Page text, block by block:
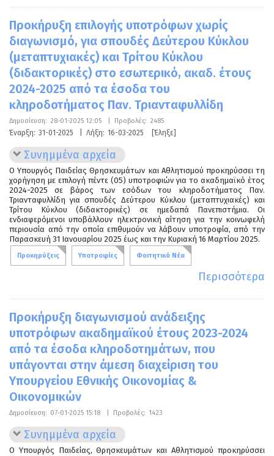
Προκήρυξη επιλογής υποτρόφων χωρίς
διαγωνισμό, για σπουδές Δεύτερου Κύκλου
(μεταπτυχιακές) και Τρίτου Κύκλου
(διδακτορικές) στο εσωτερικό, ακαδ. έτους
2024-2025 από τα έσοδα του
κληροδοτήματος Παν. Τριανταφυλλίδη
Δημοσίευση: 28-01-2025 12:05 Προβολές: 2485
Έναρξη: 31-01-2025 Λήξη: 16-03-2025 [Έληξε]
Συνημμένα αρχεία
Ο Υπουργός Παιδείας Θρησκευμάτων και Αθλητισμού προκηρύσσει τη
χορήγηση με επιλογή πέντε (05) υποτροφιών για το ακαδημαϊκό έτος
2024-2025 σε βάρος των εσόδων του κληροδοτήματος Παν.
Τριανταφυλλίδη για σπουδές Δεύτερου Κύκλου (μεταπτυχιακές) και
Τρίτου Κύκλου (διδακτορικές) σε ημεδαπά Πανεπιστήμια. Οι
ενδιαφερόμενοι υποβάλλουν ηλεκτρονική αίτηση για την κοινωφελή
περιουσία από την οποία επιθυμούν να λάβουν υποτροφία, από την
Παρασκευή 31 Ιανουαρίου 2025 έως και την Κυριακή 16 Μαρτίου 2025.
Προκηρύξεις Υποτροφίες Φοιτητικά Νέα
Περισσότερα
Προκήρυξη διαγωνισμού ανάδειξης
υποτρόφων ακαδημαϊκού έτους 2023-2024
από τα έσοδα κληροδοτημάτων, που
υπάγονται στην άμεση διαχείριση του
Υπουργείου Εθνικής Οικονομίας &
Οικονομικών
Δημοσίευση: 07-01-2025 15:18 Προβολές: 1423
Συνημμένα αρχεία
Ο Υπουργός Παιδείας, Θρησκευμάτων και Αθλητισμού προκηρύσσει